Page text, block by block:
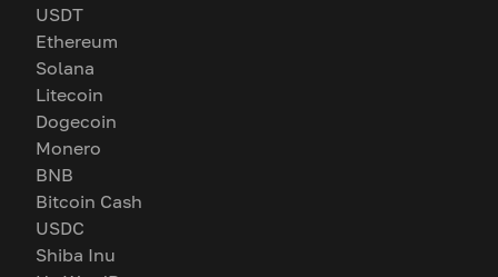
USDT
Ethereum
Solana
Litecoin
Dogecoin
Monero
BNB
Bitcoin Cash
USDC
Shiba Inu